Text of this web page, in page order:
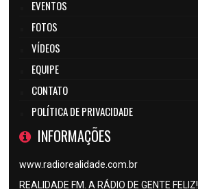
EVENTOS
FOTOS
VÍDEOS
EQUIPE
CONTATO
POLÍTICA DE PRIVACIDADE
INFORMAÇÕES
www.radiorealidade.com.br
REALIDADE FM. A RÁDIO DE GENTE FELIZ!